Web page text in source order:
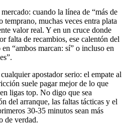
cuando la línea de “más de
muchas veces entra plata
valor real. Y en un cruce donde
falta de recambios, ese calentón del
“ambos marcan: sí” o incluso en
apostador serio: el empate al
suele pagar mejor de lo que
ligas top. No digo que sea
del arranque, las faltas tácticas y el
30-35 minutos sean más
de verdad.